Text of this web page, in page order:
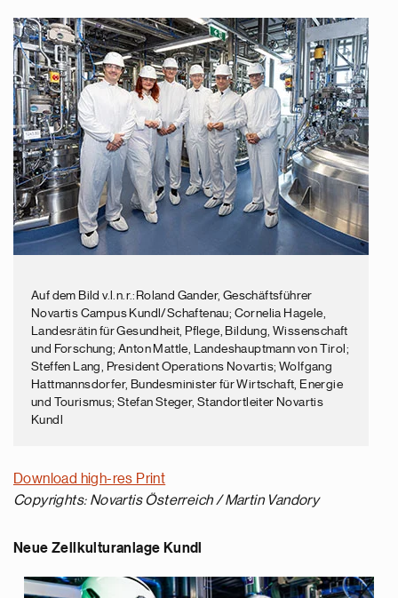
Auf dem Bild v.l.n.r.:Roland Gander, Geschäftsführer
Novartis Campus Kundl/Schaftenau; Cornelia Hagele,
Landesrätin für Gesundheit, Pflege, Bildung, Wissenschaft
und Forschung; Anton Mattle, Landeshauptmann von Tirol;
Steffen Lang, President Operations Novartis; Wolfgang
Hattmannsdorfer, Bundesminister für Wirtschaft, Energie
und Tourismus; Stefan Steger, Standortleiter Novartis
Kundl
Download high-res Print
Copyrights: Novartis Österreich / Martin Vandory
Neue Zellkulturanlage Kundl